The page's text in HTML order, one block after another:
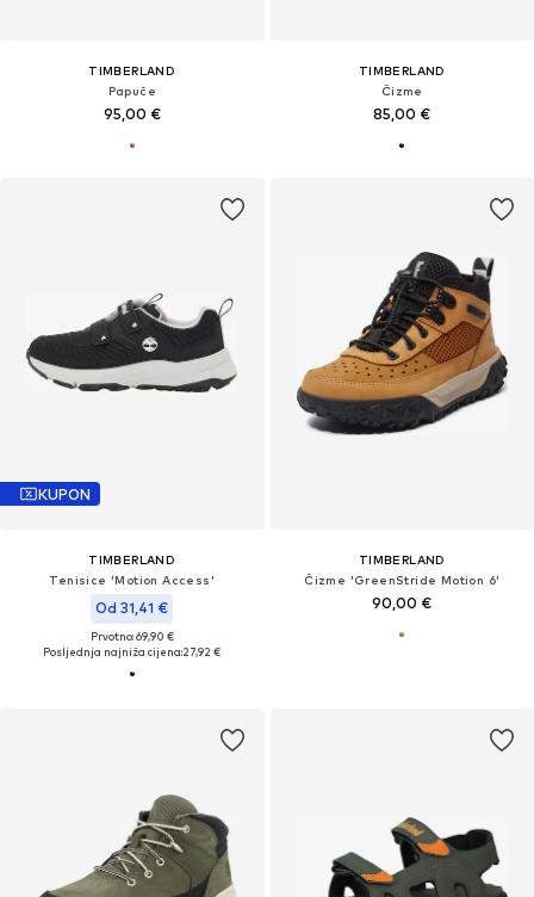
TIMBERLAND
Papuče
95,00 €
TIMBERLAND
Čizme
85,00 €
KUPON
TIMBERLAND
Tenisice 'Motion Access'
Od 31,41 €
Prvotno: 69,90 €
Posljednja najniža cijena:27,92 €
TIMBERLAND
Čizme 'GreenStride Motion 6'
90,00 €